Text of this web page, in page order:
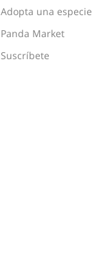
Adopta una especie
Panda Market
Suscríbete